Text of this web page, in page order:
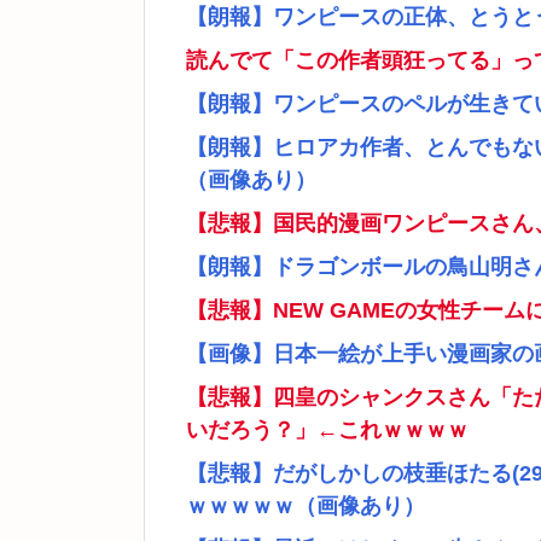
【朗報】ワンピースの正体、とう
読んでて「この作者頭狂ってる」
【朗報】ワンピースのペルが生き
【朗報】ヒロアカ作者、とんでも
（画像あり）
【悲報】国民的漫画ワンピースさ
【朗報】ドラゴンボールの鳥山明
【悲報】NEW GAMEの女性チー
【画像】日本一絵が上手い漫画家
【悲報】四皇のシャンクスさん「
いだろう？」←これｗｗｗｗ
【悲報】だがしかしの枝垂ほたる
ｗｗｗｗｗ（画像あり）